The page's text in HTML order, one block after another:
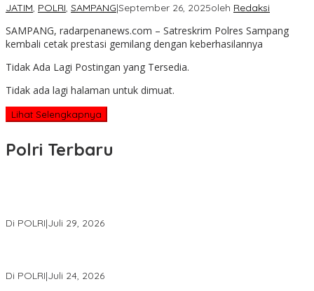
JATIM, POLRI, SAMPANG|September 26, 2025oleh Redaksi
SAMPANG, radarpenanews.com – Satreskrim Polres Sampang
kembali cetak prestasi gemilang dengan keberhasilannya
Tidak Ada Lagi Postingan yang Tersedia.
Tidak ada lagi halaman untuk dimuat.
Lihat Selengkapnya
Polri Terbaru
Di POLRI|Juli 29, 2026
Di POLRI|Juli 24, 2026